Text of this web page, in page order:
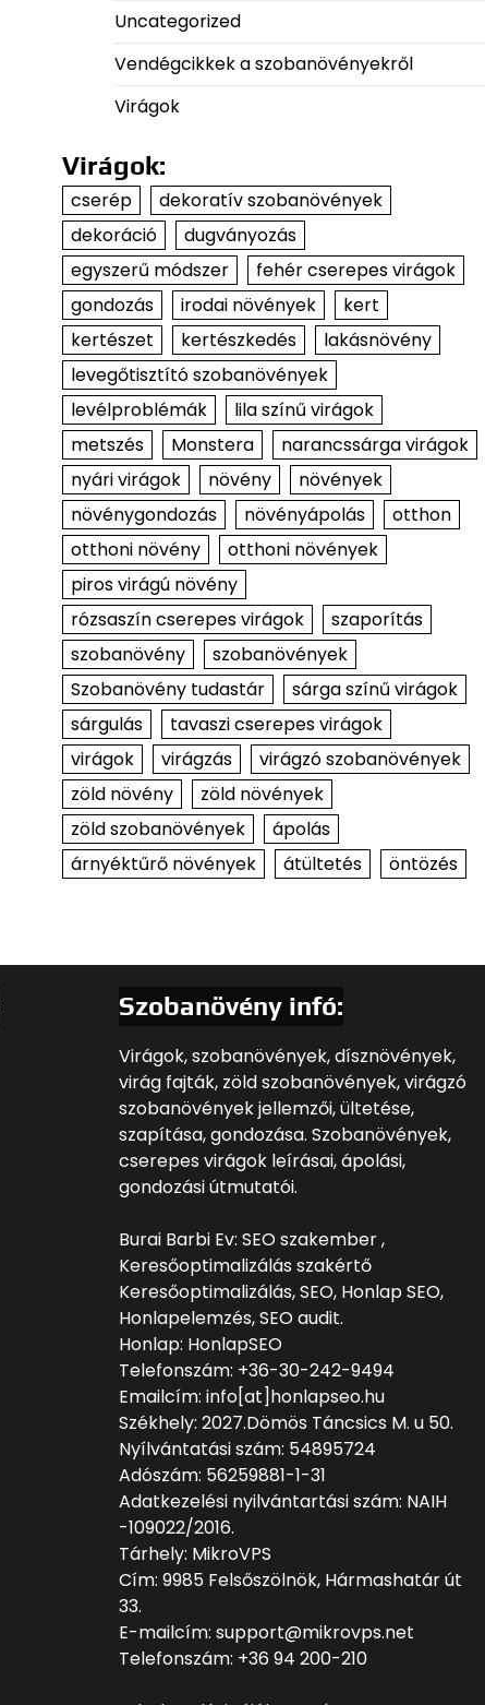
Uncategorized
Vendégcikkek a szobanövényekről
Virágok
Virágok:
cserép
dekoratív szobanövények
dekoráció
dugványozás
egyszerű módszer
fehér cserepes virágok
gondozás
irodai növények
kert
kertészet
kertészkedés
lakásnövény
levegőtisztító szobanövények
levélproblémák
lila színű virágok
metszés
Monstera
narancssárga virágok
nyári virágok
növény
növények
növénygondozás
növényápolás
otthon
otthoni növény
otthoni növények
piros virágú növény
rózsaszín cserepes virágok
szaporítás
szobanövény
szobanövények
Szobanövény tudastár
sárga színű virágok
sárgulás
tavaszi cserepes virágok
virágok
virágzás
virágzó szobanövények
zöld növény
zöld növények
zöld szobanövények
ápolás
árnyéktűrő növények
átültetés öntözés
Szobanövény infó:
Virágok, szobanövények, dísznövények,
virág fajták, zöld szobanövények, virágzó
szobanövények jellemzői, ültetése,
szapítása, gondozása. Szobanövények,
cserepes virágok leírásai, ápolási,
gondozási útmutatói.
Burai Barbi Ev: SEO szakember ,
Keresőoptimalizálás szakértő
Keresőoptimalizálás, SEO, Honlap SEO,
Honlapelemzés, SEO audit.
Honlap: HonlapSEO
Telefonszám: +36-30-242-9494
Emailcím: info[at]honlapseo.hu
Székhely: 2027.Dömös Táncsics M. u 50.
Nyílvántatási szám: 54895724
Adószám: 56259881-1-31
Adatkezelési nyilvántartási szám: NAIH
-109022/2016.
Tárhely: MikroVPS
Cím: 9985 Felsőszölnök, Hármashatár út
33.
E-mailcím: support@mikrovps.net
Telefonszám: +36 94 200-210